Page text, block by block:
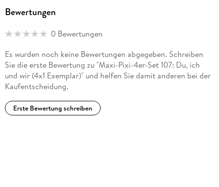
Bewertungen
0 Bewertungen
Es wurden noch keine Bewertungen abgegeben. Schreiben
Sie die erste Bewertung zu "Maxi-Pixi-4er-Set 107: Du, ich
und wir (4x1 Exemplar)" und helfen Sie damit anderen bei der
Kaufentscheidung.
Erste Bewertung schreiben